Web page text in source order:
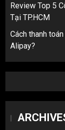
Review Top 5
Tại TP.HCM
Cách thanh
Alipay?